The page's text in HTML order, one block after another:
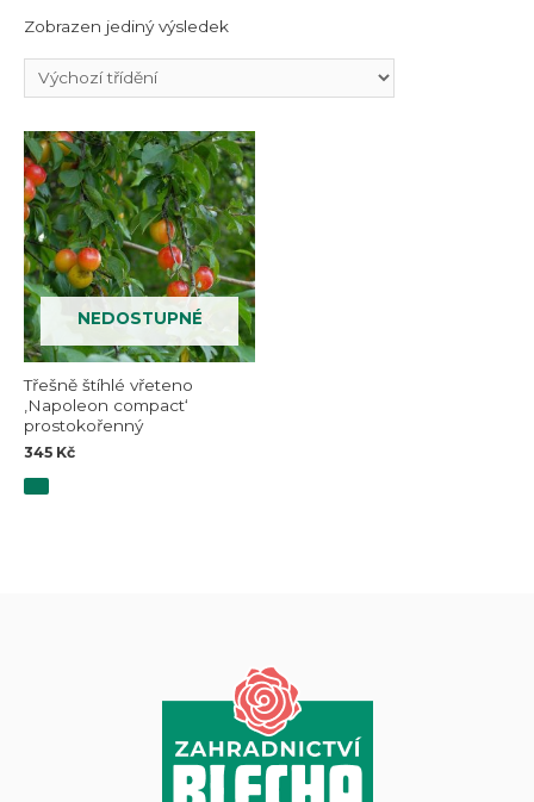
Zobrazen jediný výsledek
NEDOSTUPNÉ
Třešně štíhlé vřeteno
‚Napoleon compact‘
prostokořenný
345 Kč